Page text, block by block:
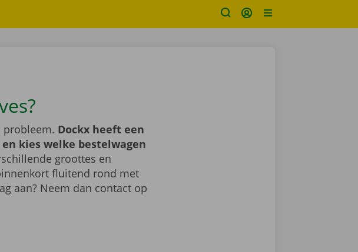
probleem. Dockx heeft een
kies welke bestelwagen
groottes en
fluitend rond met
aan? Neem dan contact op